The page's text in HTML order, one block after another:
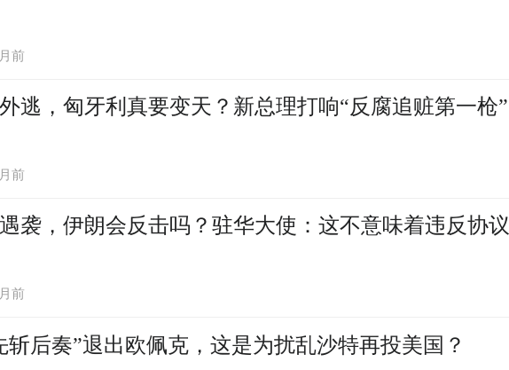
前
逃，匈牙利真要变天？新总理打响“反腐追赃第一枪”
前
袭，伊朗会反击吗？驻华大使：这不意味着违反协议
前
斩后奏”退出欧佩克，这是为扰乱沙特再投美国？